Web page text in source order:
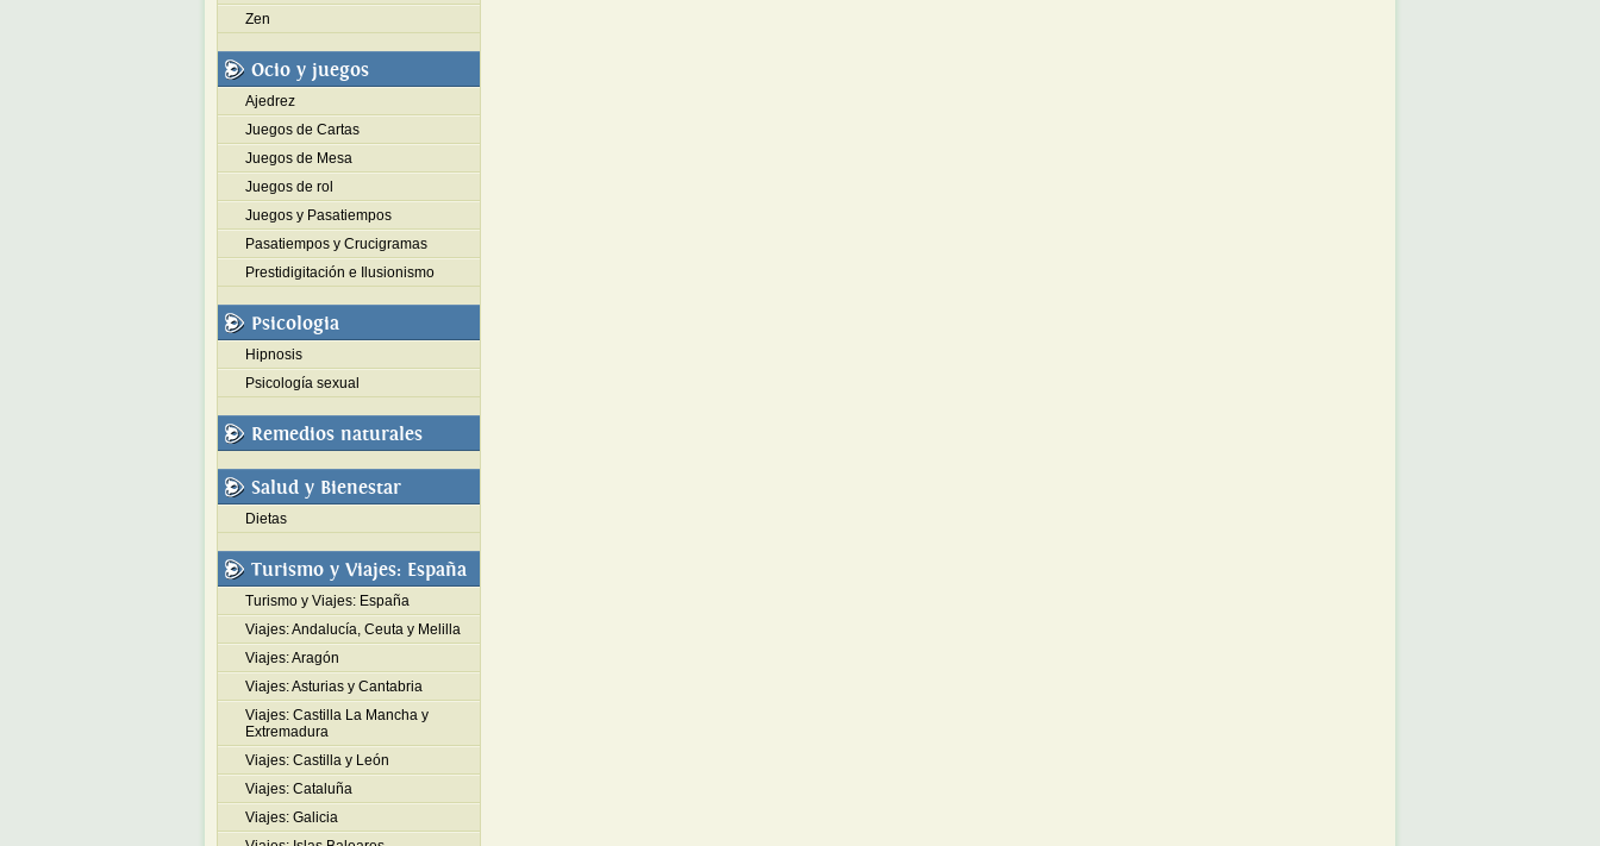
Zen
Ocio y juegos
Ajedrez
Juegos de Cartas
Juegos de Mesa
Juegos de rol
Juegos y Pasatiempos
Pasatiempos y Crucigramas
Prestidigitación e Ilusionismo
Psicologia
Hipnosis
Psicología sexual
Remedios naturales
Salud y Bienestar
Dietas
Turismo y Viajes: España
Turismo y Viajes: España
Viajes: Andalucía, Ceuta y Melilla
Viajes: Aragón
Viajes: Asturias y Cantabria
Viajes: Castilla La Mancha y
Extremadura
Viajes: Castilla y León
Viajes: Cataluña
Viajes: Galicia